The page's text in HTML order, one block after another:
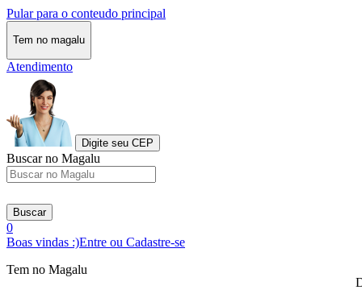
Pular para o conteudo principal
Tem no magalu
Atendimento
Digite seu CEP
Buscar no Magalu
Buscar
0
Boas vindas :)Entre ou Cadastre-se
Tem no Magalu